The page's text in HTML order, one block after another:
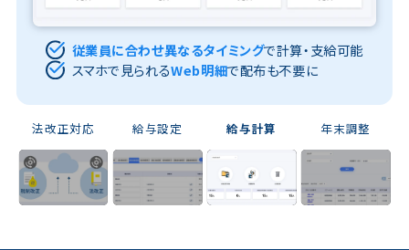
従業員に合わせ異なるタイミングで計算・支給可能
スマホで見られるWeb明細で配布も不要に
法改正対応 給与設定 給与計算 年末調整